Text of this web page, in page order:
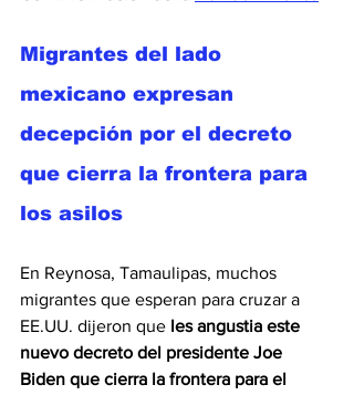
Migrantes del lado
mexicano expresan
decepción por el decreto
que cierra la frontera para
los asilos
En Reynosa, Tamaulipas, muchos
migrantes que esperan para cruzar a
EE.UU. dijeron que les angustia este
nuevo decreto del presidente Joe
Biden que cierra la frontera para el